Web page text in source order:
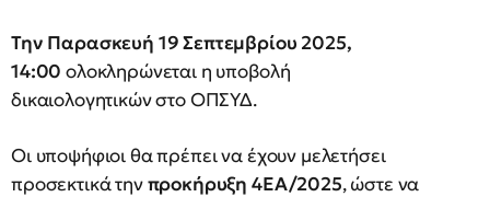
Την Παρασκευή 19 Σεπτεμβρίου 2025,
14:00ολοκληρώνεται η υποβολή
δικαιολογητικών στο ΟΠΣΥΔ.
Οι υποψήφιοι θα πρέπει να έχουν μελετήσει
προσεκτικά τηνπροκήρυξη 4ΕΑ/2025, ώστε να